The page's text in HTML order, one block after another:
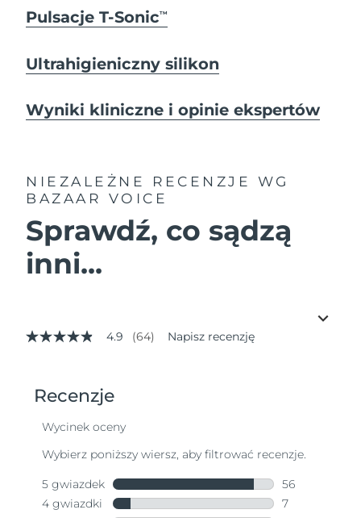
Pulsacje T-SonicTM
Ultrahigieniczny silikon
Wyniki kliniczne i opinie ekspertów
NIEZALEŻNE RECENZJE
WG
BAZAAR VOICE
Sprawdź, co sądzą
inni...
4.9
średnia
wartość
Read
Reviews.
samej
4.9 (64) Napisz recenzję